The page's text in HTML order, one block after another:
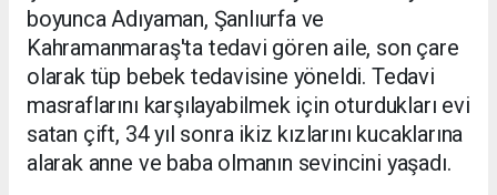
boyunca Adıyaman, Şanlıurfa ve
Kahramanmaraş'ta tedavi gören aile, son çare
olarak tüp bebek tedavisine yöneldi. Tedavi
masraflarını karşılayabilmek için oturdukları evi
satan çift, 34 yıl sonra ikiz kızlarını kucaklarına
alarak anne ve baba olmanın sevincini yaşadı.